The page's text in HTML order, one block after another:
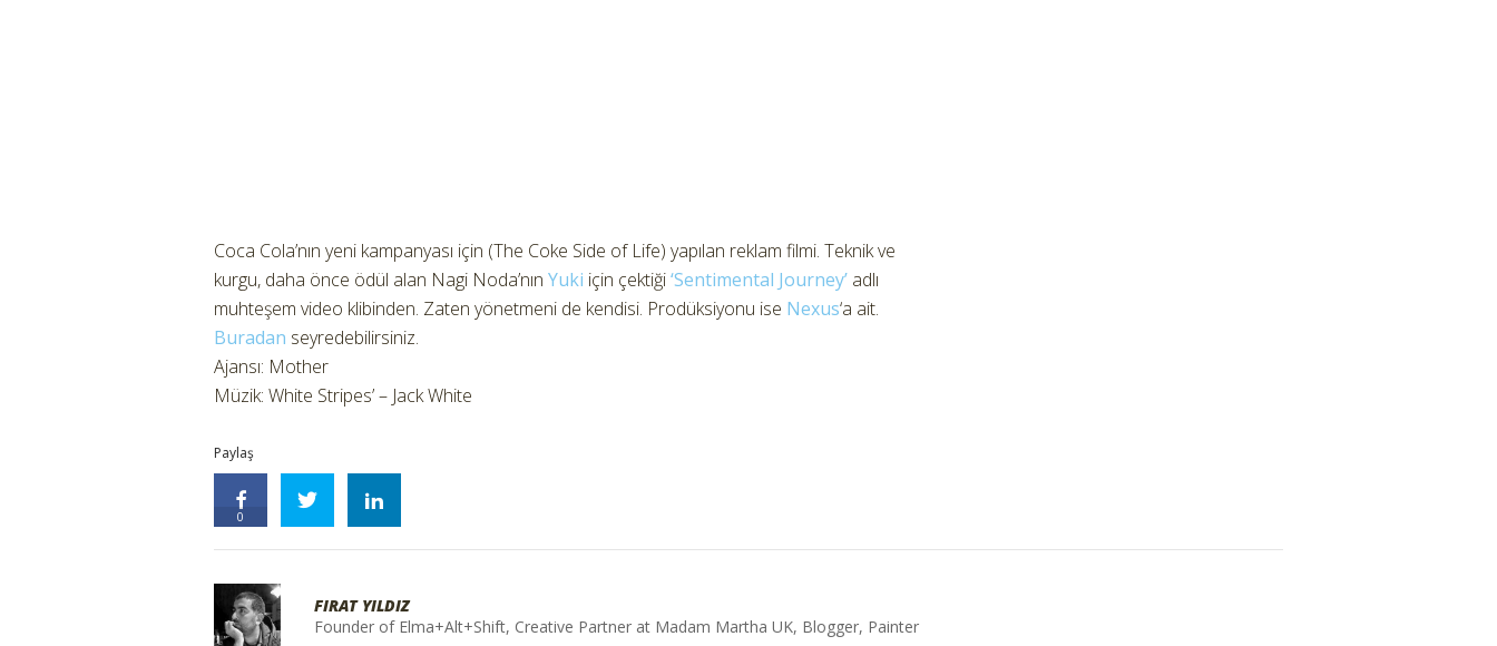
Coca Cola’nın yeni kampanyası için (The Coke Side of Life) yapılan reklam filmi. Teknik ve
kurgu, daha önce ödül alan Nagi Noda’nın Yuki için çektiği‘Sentimental Journey’ adlı
muhteşem video klibinden. Zaten yönetmeni de kendisi. Prodüksiyonu ise Nexus‘a ait.
Buradan seyredebilirsiniz.
Ajansı: Mother
Müzik: White Stripes’ – Jack White
Paylaş
0
FIRAT YILDIZ
Founder of Elma+Alt+Shift, Creative Partner at Madam Martha UK, Blogger, Painter